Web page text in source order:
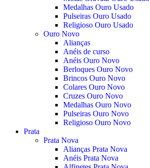
Medalhas Ouro Usado
Pulseiras Ouro Usado
Religioso Ouro Usado
Ouro Novo
Alianças
Anéis de curso
Anéis Ouro Novo
Berloques Ouro Novo
Brincos Ouro Novo
Colares Ouro Novo
Cruzes Ouro Novo
Medalhas Ouro Novo
Pulseiras Ouro Novo
Religioso Ouro Novo
Prata
Prata Nova
Alianças Prata Nova
Anéis Prata Nova